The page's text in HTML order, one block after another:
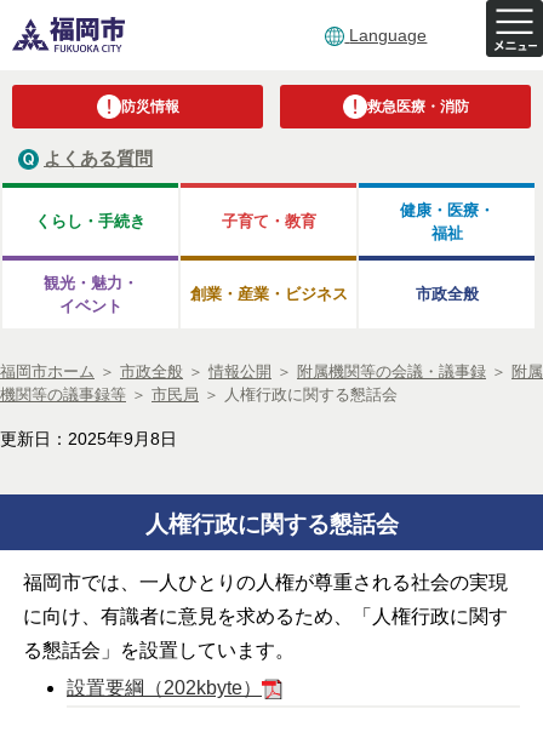
Language
防災情報 救急医療・消防
よくある質問
くらし・手続き 子育て・教育
健康・医療・
福祉
観光・魅力・
イベント
創業・産業・ビジネス 市政全般
福岡市ホーム ＞ 市政全般 ＞ 情報公開 ＞ 附属機関等の会議・議事録 ＞ 附属
機関等の議事録等 ＞ 市民局 ＞ 人権行政に関する懇話会
更新日：2025年9月8日
人権行政に関する懇話会
福岡市では、一人ひとりの人権が尊重される社会の実現
に向け、有識者に意見を求めるため、「人権行政に関す
る懇話会」を設置しています。
設置要綱（202kbyte）